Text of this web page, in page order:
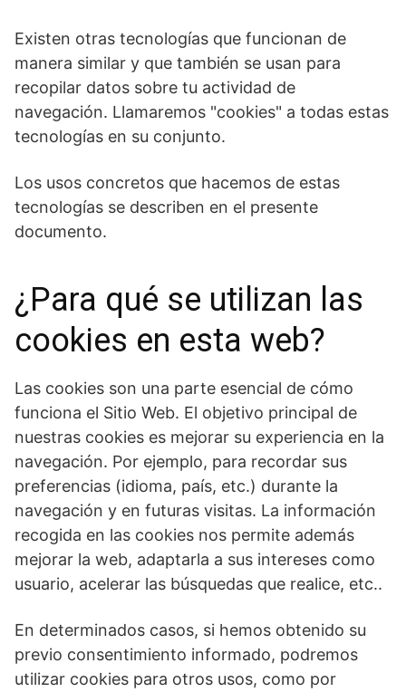
Existen otras tecnologías que funcionan de
manera similar y que también se usan para
recopilar datos sobre tu actividad de
navegación. Llamaremos "cookies" a todas estas
tecnologías en su conjunto.
Los usos concretos que hacemos de estas
tecnologías se describen en el presente
documento.
¿Para qué se utilizan las
cookies en esta web?
Las cookies son una parte esencial de cómo
funciona el Sitio Web. El objetivo principal de
nuestras cookies es mejorar su experiencia en la
navegación. Por ejemplo, para recordar sus
preferencias (idioma, país, etc.) durante la
navegación y en futuras visitas. La información
recogida en las cookies nos permite además
mejorar la web, adaptarla a sus intereses como
usuario, acelerar las búsquedas que realice, etc..
En determinados casos, si hemos obtenido su
previo consentimiento informado, podremos
utilizar cookies para otros usos, como por